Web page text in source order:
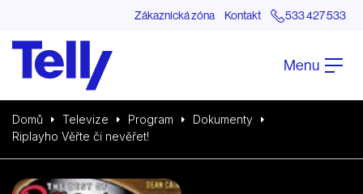
Zákaznická zóna Kontakt 533 427 533
Menu
Domů Televize Program
Dokumenty
Riplayho Věřte či nevěřet!